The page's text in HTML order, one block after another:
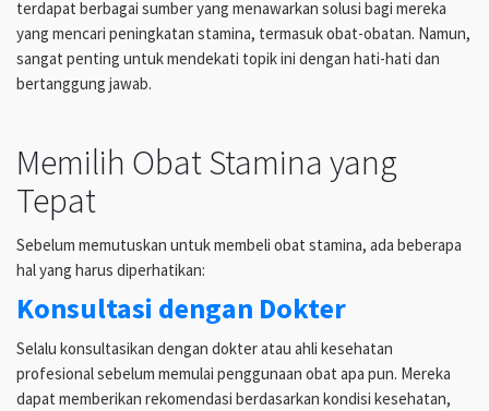
terdapat berbagai sumber yang menawarkan solusi bagi mereka
yang mencari peningkatan stamina, termasuk obat-obatan. Namun,
sangat penting untuk mendekati topik ini dengan hati-hati dan
bertanggung jawab.
Memilih Obat Stamina yang
Tepat
Sebelum memutuskan untuk membeli obat stamina, ada beberapa
hal yang harus diperhatikan:
Konsultasi dengan Dokter
Selalu konsultasikan dengan dokter atau ahli kesehatan
profesional sebelum memulai penggunaan obat apa pun. Mereka
dapat memberikan rekomendasi berdasarkan kondisi kesehatan,